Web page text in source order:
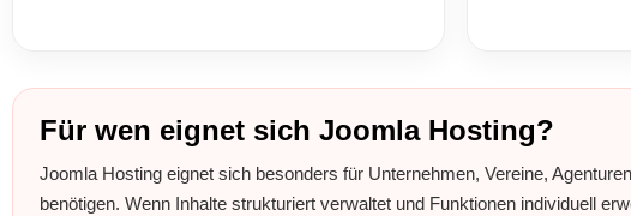
Für wen eignet sich Joomla Hosting?
Joomla Hosting eignet sich besonders für Unternehmen, Vereine,
benötigen. Wenn Inhalte strukturiert verwaltet und Funktionen individuell